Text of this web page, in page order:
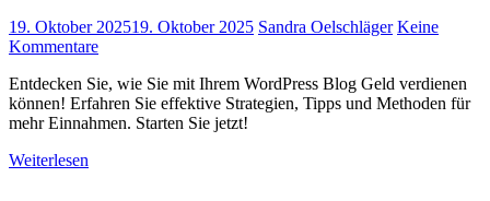
19. Oktober 202519. Oktober 2025 Sandra Oelschläger Keine
Kommentare
Entdecken Sie, wie Sie mit Ihrem WordPress Blog Geld verdienen
können! Erfahren Sie effektive Strategien, Tipps und Methoden für
mehr Einnahmen. Starten Sie jetzt!
Weiterlesen